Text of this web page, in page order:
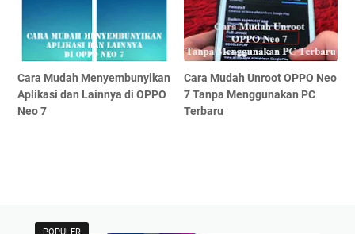
Cara Mudah Menyembunyikan
Aplikasi dan Lainnya di OPPO
Neo 7
Cara Mudah Unroot OPPO Neo
7 Tanpa Menggunakan PC
Terbaru